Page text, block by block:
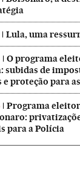
Lula, uma
O programa
subidas de
e proteção para
Programa
para a Polícia